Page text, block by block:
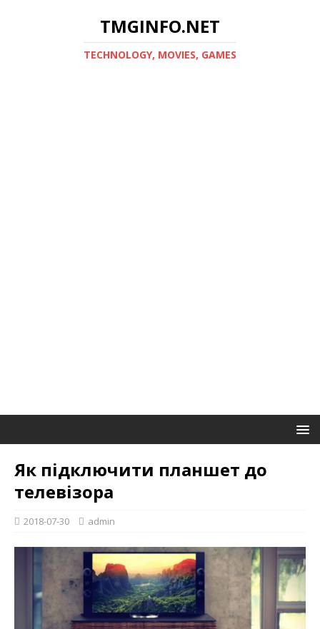
TMGINFO.NET
ТECHNOLOGY, MOVIES, GAMES
Як підключити планшет до
телевізора
2018-07-30 admin